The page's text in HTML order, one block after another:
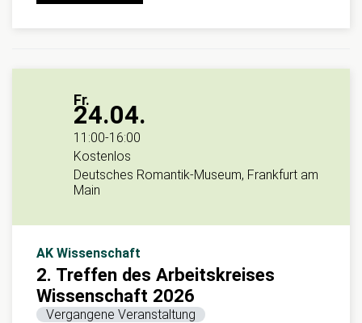
Fr.
24.04.
11:00-16:00
Kostenlos
Deutsches Romantik-Museum, Frankfurt am
Main
AK Wissenschaft
2. Treffen des Arbeitskreises
Wissenschaft 2026
Vergangene Veranstaltung